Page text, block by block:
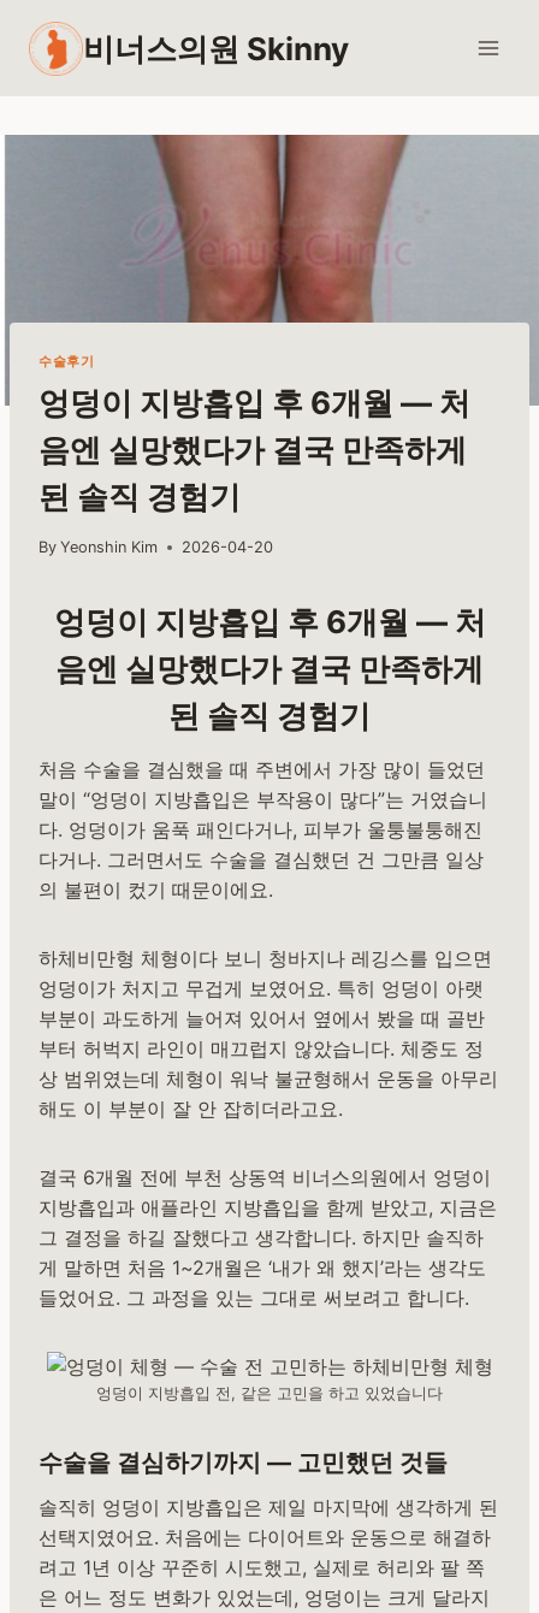
content
비너스의원 Skinny
수술후기
엉덩이 지방흡입 후 6개월 — 처
음엔 실망했다가 결국 만족하게
된 솔직 경험기
By Yeonshin Kim 2026-04-20
엉덩이 지방흡입 후 6개월 — 처
음엔 실망했다가 결국 만족하게
된 솔직 경험기
처음 수술을 결심했을 때 주변에서 가장 많이 들었던
말이 “엉덩이 지방흡입은 부작용이 많다”는 거였습니
다. 엉덩이가 움푹 패인다거나, 피부가 울퉁불퉁해진
다거나. 그러면서도 수술을 결심했던 건 그만큼 일상
의 불편이 컸기 때문이에요.
하체비만형 체형이다 보니 청바지나 레깅스를 입으면
엉덩이가 처지고 무겁게 보였어요. 특히 엉덩이 아랫
부분이 과도하게 늘어져 있어서 옆에서 봤을 때 골반
부터 허벅지 라인이 매끄럽지 않았습니다. 체중도 정
상 범위였는데 체형이 워낙 불균형해서 운동을 아무리
해도 이 부분이 잘 안 잡히더라고요.
결국 6개월 전에 부천 상동역 비너스의원에서 엉덩이
지방흡입과 애플라인 지방흡입을 함께 받았고, 지금은
그 결정을 하길 잘했다고 생각합니다. 하지만 솔직하
게 말하면 처음 1~2개월은 ‘내가 왜 했지’라는 생각도
들었어요. 그 과정을 있는 그대로 써보려고 합니다.
엉덩이 지방흡입 전, 같은 고민을 하고 있었습니다
수술을 결심하기까지 — 고민했던 것들
솔직히 엉덩이 지방흡입은 제일 마지막에 생각하게 된
선택지였어요. 처음에는 다이어트와 운동으로 해결하
려고 1년 이상 꾸준히 시도했고, 실제로 허리와 팔 쪽
은 어느 정도 변화가 있었는데, 엉덩이는 크게 달라지